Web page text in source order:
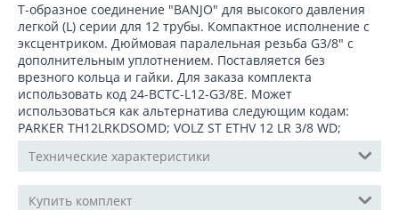
Т-образное соединение "BANJO" для высокого давления
легкой (L) серии для 12 трубы. Компактное исполнение с
эксцентриком. Дюймовая паралельная резьба G3/8" с
дополнительным уплотнением. Поставляется без
врезного кольца и гайки. Для заказа комплекта
использовать код 24-BCTC-L12-G3/8E. Может
использоваться как альтернатива следующим кодам:
PARKER TH12LRKDSOMD; VOLZ ST ETHV 12 LR 3/8 WD;
Технические характеристики
Купить комплект